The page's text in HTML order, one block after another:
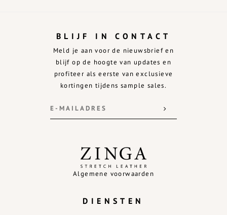
Algemene voorwaarden
DIENSTEN
BLIJF IN CONTACT
Meld je aan voor de nieuwsbrief en
blijf op de hoogte van updates en
profiteer als eerste van exclusieve
kortingen tijdens sample sales.